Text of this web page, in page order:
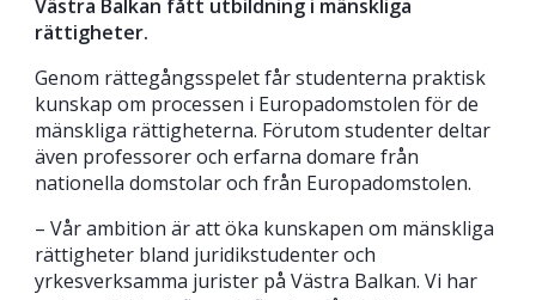
Västra Balkan fått utbildning i mänskliga
rättigheter.
Genom rättegångsspelet får studenterna praktisk
kunskap om processen i Europadomstolen för de
mänskliga rättigheterna. Förutom studenter deltar
även professorer och erfarna domare från
nationella domstolar och från Europadomstolen.
– Vår ambition är att öka kunskapen om mänskliga
rättigheter bland juridikstudenter och
yrkesverksamma jurister på Västra Balkan. Vi har